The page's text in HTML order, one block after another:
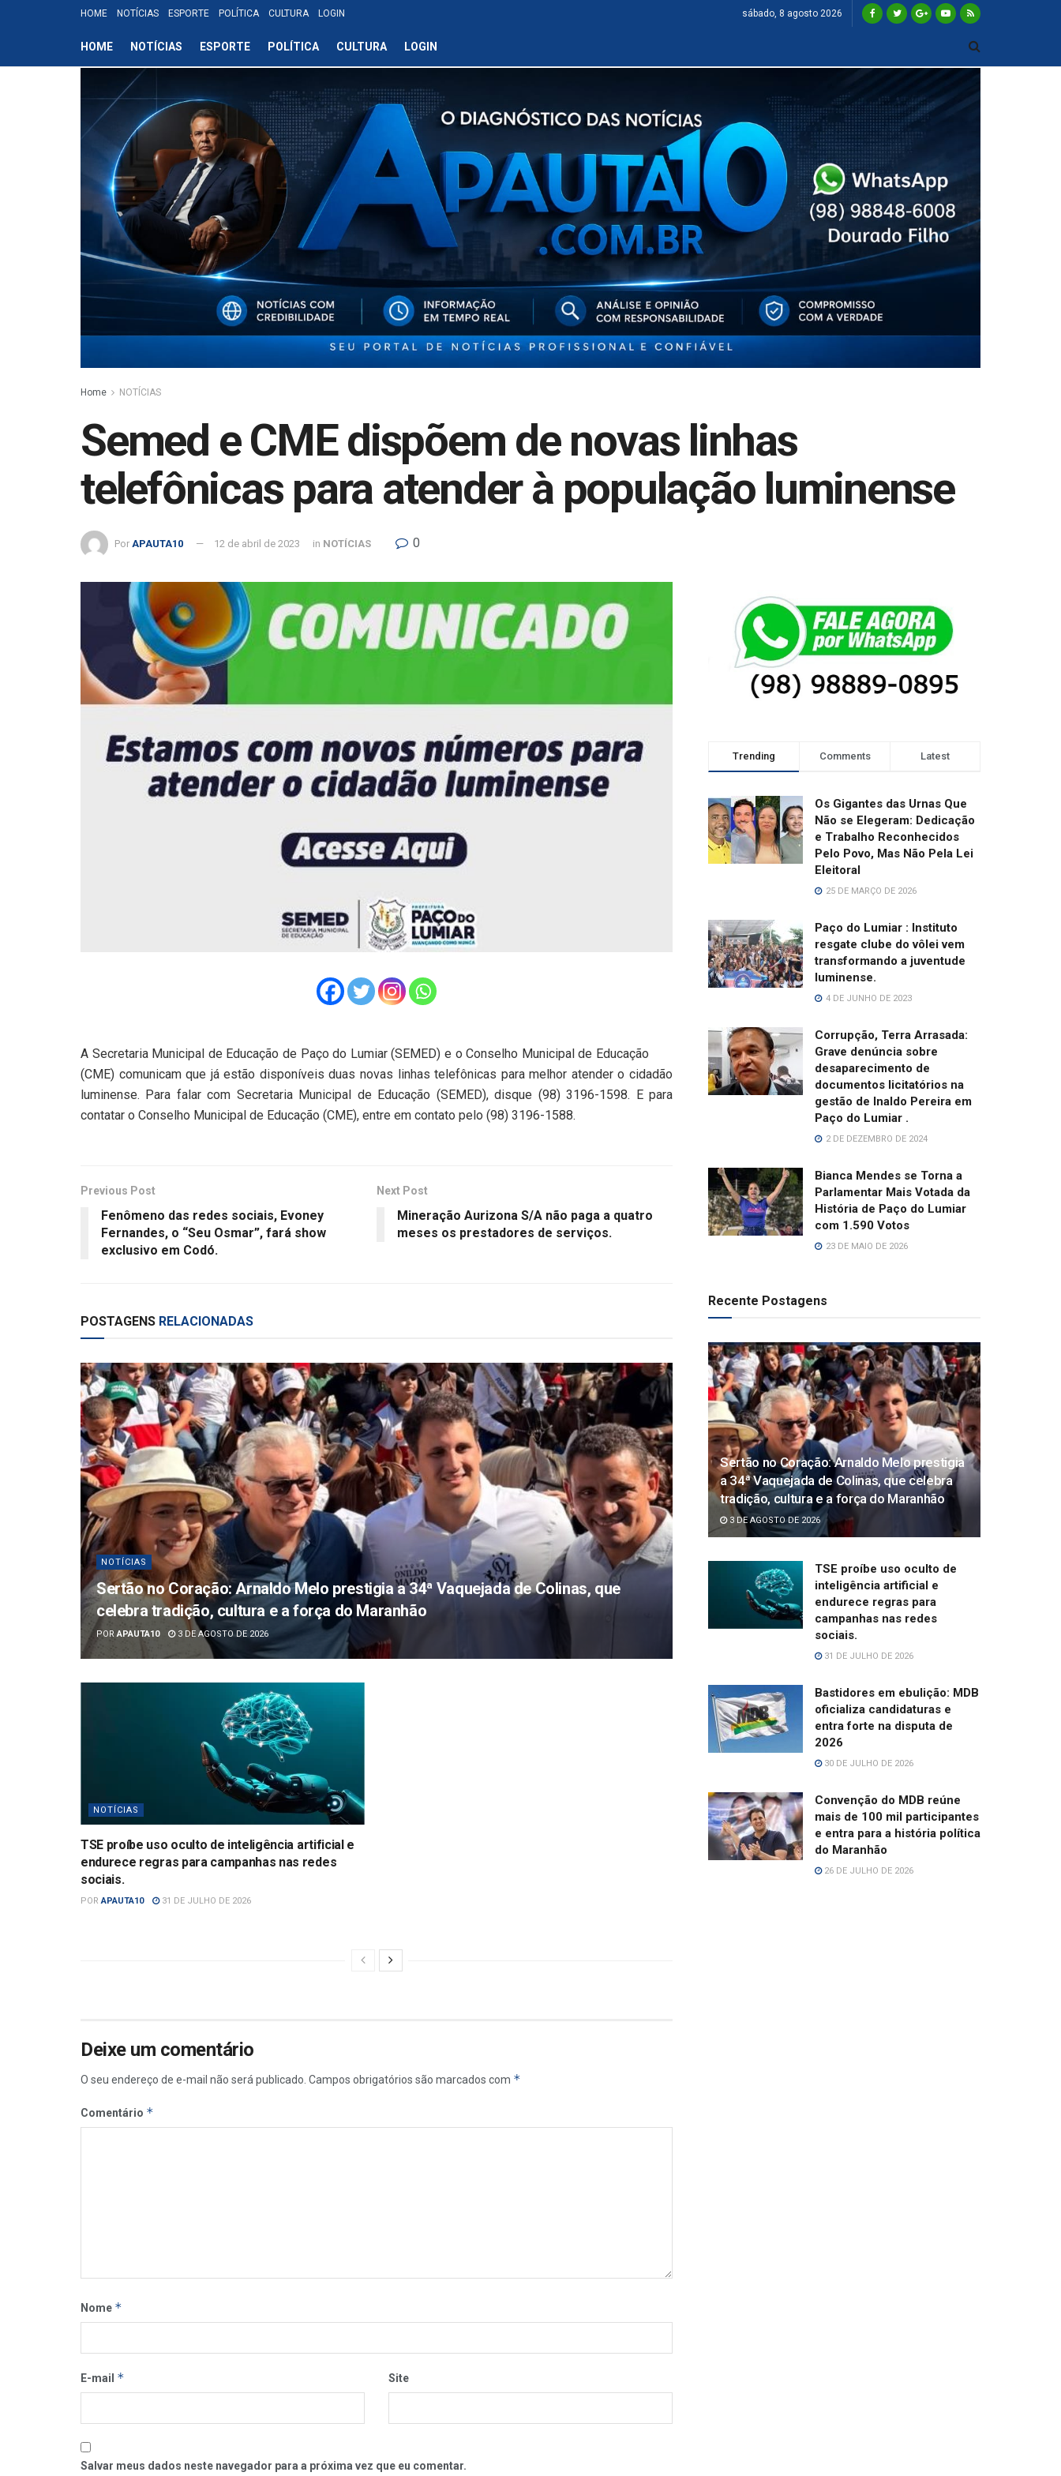
HOME NOTÍCIAS ESPORTE POLÍTICA CULTURA LOGIN sábado, 8 agosto 2026
HOME NOTÍCIAS ESPORTE POLÍTICA CULTURA LOGIN
Home NOTÍCIAS
Semed e CME dispõem de novas linhas
telefônicas para atender à população luminense
Por APAUTA10 12 de abril de 2023 in NOTÍCIAS 0
A Secretaria Municipal de Educação de Paço do Lumiar (SEMED) e o Conselho Municipal de Educação
(CME) comunicam que já estão disponíveis duas novas linhas telefônicas para melhor atender o cidadão
luminense. Para falar com Secretaria Municipal de Educação (SEMED), disque (98) 3196-1598. E para
contatar o Conselho Municipal de Educação (CME), entre em contato pelo (98) 3196-1588.
Previous Post
Fenômeno das redes sociais, Evoney
Fernandes, o “Seu Osmar”, fará show
exclusivo em Codó.
Next Post
Mineração Aurizona S/A não paga a quatro
meses os prestadores de serviços.
POSTAGENS RELACIONADAS
NOTÍCIAS
Sertão no Coração: Arnaldo Melo prestigia a 34ª Vaquejada de Colinas, que
celebra tradição, cultura e a força do Maranhão
POR APAUTA10 3 DE AGOSTO DE 2026
NOTÍCIAS
TSE proíbe uso oculto de inteligência artificial e
endurece regras para campanhas nas redes
sociais.
POR APAUTA10 31 DE JULHO DE 2026
Deixe um comentário
O seu endereço de e-mail não será publicado. Campos obrigatórios são marcados com *
Comentário *
Nome *
E-mail * Site
Salvar meus dados neste navegador para a próxima vez que eu comentar.
Trending Comments Latest
Os Gigantes das Urnas Que
Não se Elegeram: Dedicação
e Trabalho Reconhecidos
Pelo Povo, Mas Não Pela Lei
Eleitoral
25 DE MARÇO DE 2026
Paço do Lumiar : Instituto
resgate clube do vôlei vem
transformando a juventude
luminense.
4 DE JUNHO DE 2023
Corrupção, Terra Arrasada:
Grave denúncia sobre
desaparecimento de
documentos licitatórios na
gestão de Inaldo Pereira em
Paço do Lumiar .
2 DE DEZEMBRO DE 2024
Bianca Mendes se Torna a
Parlamentar Mais Votada da
História de Paço do Lumiar
com 1.590 Votos
23 DE MAIO DE 2026
Recente Postagens
Sertão no Coração: Arnaldo Melo prestigia
a 34ª Vaquejada de Colinas, que celebra
tradição, cultura e a força do Maranhão
3 DE AGOSTO DE 2026
TSE proíbe uso oculto de
inteligência artificial e
endurece regras para
campanhas nas redes
sociais.
31 DE JULHO DE 2026
Bastidores em ebulição: MDB
oficializa candidaturas e
entra forte na disputa de
2026
30 DE JULHO DE 2026
Convenção do MDB reúne
mais de 100 mil participantes
e entra para a história política
do Maranhão
26 DE JULHO DE 2026